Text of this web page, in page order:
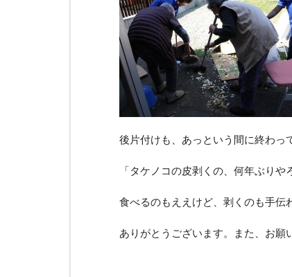
後片付けも、あっという間に終わっ
「タケノコの皮剥くの、何年ぶり
食べるのもええけど、剥くのも手伝
ありがとうございます。また、お願